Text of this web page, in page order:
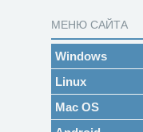
МЕНЮ САЙТА
Windows
Linux
Mac OS